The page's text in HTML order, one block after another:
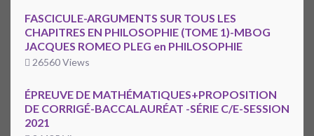
FASCICULE-ARGUMENTS SUR TOUS LES
CHAPITRES EN PHILOSOPHIE (TOME 1)-MBOG
JACQUES ROMEO PLEG en PHILOSOPHIE
26560 Views
ÉPREUVE DE MATHÉMATIQUES+PROPOSITION
DE CORRIGÉ-BACCALAURÉAT -SÉRIE C/E-SESSION
2021